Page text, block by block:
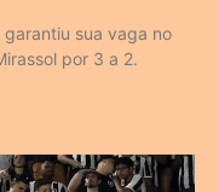
garantiu sua vaga no
por 3 a 2.